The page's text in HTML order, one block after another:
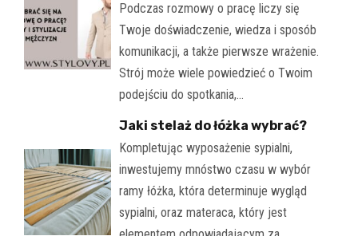
Podczas rozmowy o pracę liczy się
Twoje doświadczenie, wiedza i sposób
komunikacji, a także pierwsze wrażenie.
Strój może wiele powiedzieć o Twoim
podejściu do spotkania,…
Jaki stelaż do łóżka wybrać?
Kompletując wyposażenie sypialni,
inwestujemy mnóstwo czasu w wybór
ramy łóżka, która determinuje wygląd
sypialni, oraz materaca, który jest